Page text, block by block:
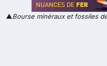
▲Bourse minéraux et fossiles